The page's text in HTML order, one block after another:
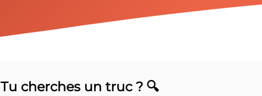
Tu cherches un truc ? 🔍